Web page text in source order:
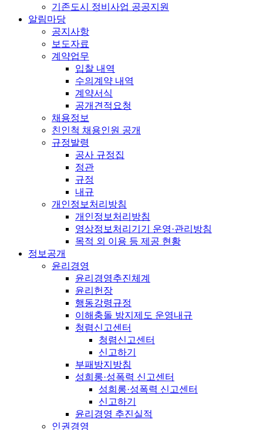
기존도시 정비사업 공공지원
알림마당
공지사항
보도자료
계약업무
입찰 내역
수의계약 내역
계약서식
공개견적요청
채용정보
친인척 채용인원 공개
규정발령
공사 규정집
정관
규정
내규
개인정보처리방침
개인정보처리방침
영상정보처리기기 운영·관리방침
목적 외 이용 등 제공 현황
정보공개
윤리경영
윤리경영추진체계
윤리헌장
행동강령규정
이해충돌 방지제도 운영내규
청렴신고센터
청렴신고센터
신고하기
부패방지방침
성희롱·성폭력 신고센터
성희롱·성폭력 신고센터
신고하기
윤리경영 추진실적
인권경영